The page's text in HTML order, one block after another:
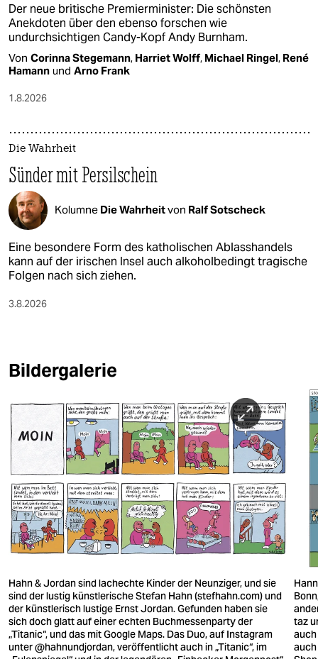
Der neue britische Premierminister: Die schönsten
Anekdoten über den ebenso forschen wie
undurchsichtigen Candy-Kopf Andy Burnham.
Von Corinna Stegemann, Harriet Wolff, Michael Ringel, René
Hamann und Arno Frank
1.8.2026
Die Wahrheit
Sünder mit Persilschein
Kolumne Die Wahrheitvon Ralf Sotscheck
Eine besondere Form des katholischen Ablasshandels
kann auf der irischen Insel auch alkoholbedingt tragische
Folgen nach sich ziehen.
3.8.2026
Bildergalerie
Hahn & Jordan sind lachechte Kinder der Neunziger, und sie
sind der lustig künstlerische Stefan Hahn (stefhahn.com) und
der künstlerisch lustige Ernst Jordan. Gefunden haben sie
sich doch glatt auf einer echten Buchmessenparty der
„Titanic“, und das mit Google Maps. Das Duo, auf Instagram
unter @hahnundjordan, veröffentlicht auch in „Titanic“, im
taz